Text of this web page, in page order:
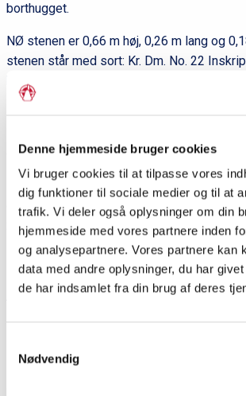
Denne hjemmeside bruger cookies
Vi bruger cookies til at tilpasse vores
dig funktioner til sociale medier og til at
trafik. Vi deler også oplysninger om din
hjemmeside med vores partnere inden
og analysepartnere. Vores partnere kan
data med andre oplysninger, du har
de har indsamlet fra din brug af deres
Nødvendig
borthugget.
NØ stenen er 0,66 m høj, 0,26 m lang og
stenen står med sort: Kr. Dm. No. 22
bagsiden er borthugget.
er borthugget.
Mindesmærket var ved indvielsen
grænsesten, men i 1926 blev to af disse,
27 og 32 bragt til Kruså.